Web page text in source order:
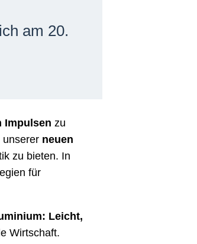
am 20.
Impulsen zu
unserer neuen
zu bieten. In
für
Leicht,
Wirtschaft.